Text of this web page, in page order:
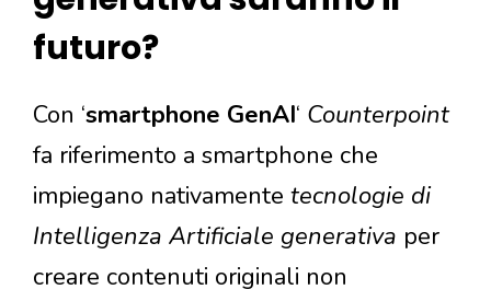
futuro?
Con ‘smartphone GenAI‘ Counterpoint
fa riferimento a smartphone che
impiegano nativamente tecnologie di
Intelligenza Artificiale generativa per
creare contenuti originali non